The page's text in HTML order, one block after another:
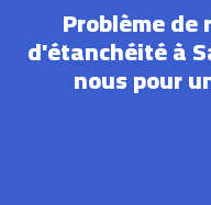
Problème
d'étanchéité à
nous pour